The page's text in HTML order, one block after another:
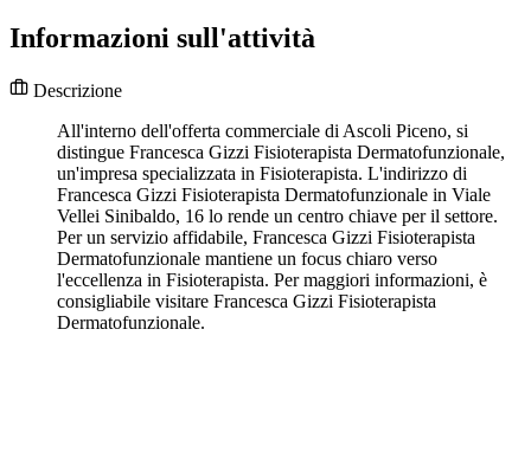
Informazioni sull'attività
Descrizione
All'interno dell'offerta commerciale di Ascoli Piceno, si
distingue Francesca Gizzi Fisioterapista Dermatofunzionale,
un'impresa specializzata in Fisioterapista. L'indirizzo di
Francesca Gizzi Fisioterapista Dermatofunzionale in Viale
Vellei Sinibaldo, 16 lo rende un centro chiave per il settore.
Per un servizio affidabile, Francesca Gizzi Fisioterapista
Dermatofunzionale mantiene un focus chiaro verso
l'eccellenza in Fisioterapista. Per maggiori informazioni, è
consigliabile visitare Francesca Gizzi Fisioterapista
Dermatofunzionale.